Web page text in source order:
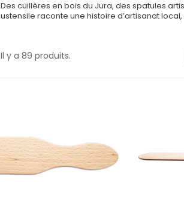
Des cuillères en bois du Jura, des spatules
ustensile raconte une histoire d’artisanat
Il y a 89 produits.